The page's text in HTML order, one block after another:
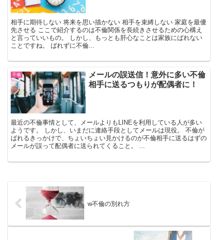
相手に期待しない 将来を思い描かない 相手を束縛しない 家庭を最優
先させる ここで紹介するのは不倫関係を長続きさせるための心構え
と言っていいもの。 しかし、もっとも肝心なことは家族にばれない
ことですね。 ばれずに不倫...
不倫
メールの誤送信！意外に多い不倫
相手に送るつもりが配偶者に！
最近の不倫事情として、メールよりもLINEを利用している人が多い
ようです。 しかし、いまだに連絡手段としてメールは現役。 不倫が
ばれるきっかけで、ちょいちょい見かけるのが不倫相手に送るはずの
メールが誤って配偶者に送られてくること。 ...
w不倫の別れ方